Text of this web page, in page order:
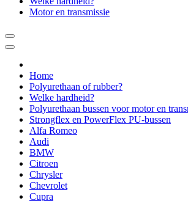
Motor en transmissie
Home
Polyurethaan of rubber?
Welke hardheid?
Polyurethaan bussen voor motor en
Strongflex en PowerFlex PU-bussen
Alfa Romeo
Audi
BMW
Citroen
Chrysler
Chevrolet
Cupra